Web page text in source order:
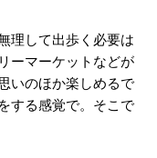
理して出歩く必要は
ーマーケットなどが
いのほか楽しめるで
する感覚で。そこで